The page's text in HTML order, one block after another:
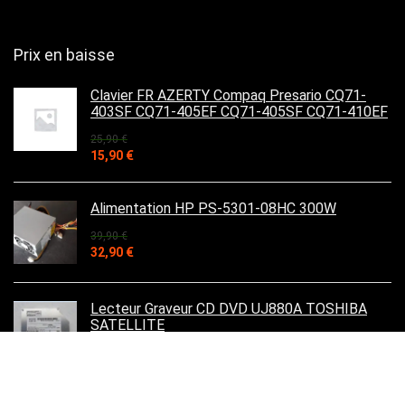
Prix en baisse
Clavier FR AZERTY Compaq Presario CQ71-
403SF CQ71-405EF CQ71-405SF CQ71-410EF
25,90€
Le
initial
était :
25,90 €.
15,90 €Le
actuel
est :
15,90 €.
Alimentation HP PS-5301-08HC 300W
39,90€
Le
initial
était :
39,90 €.
32,90 €Le
actuel
est :
32,90 €.
Lecteur Graveur CD DVD UJ880A TOSHIBA
SATELLITE